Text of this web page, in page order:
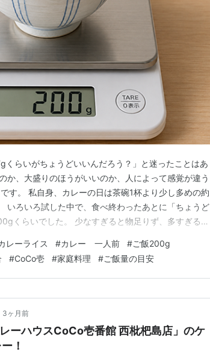
くらいがちょうどいいんだろう？」と迷ったことはあ
か、大盛りのほうがいいのか、人によって感覚が違う
す。 私自身、カレーの日は茶碗1杯より少し多めの約
いろいろ試した中で、食べ終わったあとに「ちょうど
くらいでした。 少なすぎると物足りず、多すぎると
ません。 年齢や性別、活動量によっても必要な量は
レーのごはん…
レーライス #カレー 一人前 #ご飯200g
#CoCo壱 #家庭料理 #ご飯量の目安
3ヶ月前
ーハウスCoCo壱番館 西枇杷島店」のケ
！